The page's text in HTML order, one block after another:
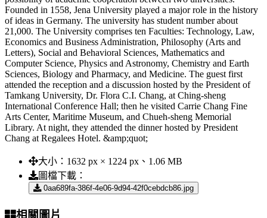
Founded in 1558, Jena University played a major role in the history
of ideas in Germany. The university has student number about
21,000. The University comprises ten Faculties: Technology, Law,
Economics and Business Administration, Philosophy (Arts and
Letters), Social and Behavioral Sciences, Mathematics and
Computer Science, Physics and Astronomy, Chemistry and Earth
Sciences, Biology and Pharmacy, and Medicine. The guest first
attended the reception and a discussion hosted by the President of
Tamkang University, Dr. Flora C.I. Chang, at Ching-sheng
International Conference Hall; then he visited Carrie Chang Fine
Arts Center, Maritime Museum, and Chueh-sheng Memorial
Library. At night, they attended the dinner hosted by President
Chang at Regalees Hotel. &amp;quot;
大小： 1632 px × 1224 px、1.06 MB
圖檔下載：
0aa689fa-386f-4e06-9d94-42f0cebdcb86.jpg
相關圖片